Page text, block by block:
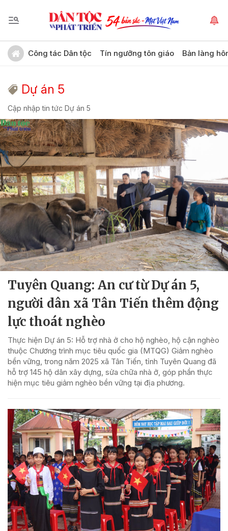
Công tác Dân tộc Tín ngưỡng tôn giáo Bản làng
Dự án 5
Cập nhập tin tức Dự án 5
Tuyên Quang: An cư từ Dự án 5,
người dân xã Tân Tiến thêm động
lực thoát nghèo
Thực hiện Dự án 5: Hỗ trợ nhà ở cho hộ nghèo, hộ cận nghèo
thuộc Chương trình mục tiêu quốc gia (MTQG) Giảm nghèo
bền vững, trong năm 2025 xã Tân Tiến, tỉnh Tuyên Quang đã
hỗ trợ 145 hộ dân xây dựng, sửa chữa nhà ở, góp phần thực
hiện mục tiêu giảm nghèo bền vững tại địa phương.